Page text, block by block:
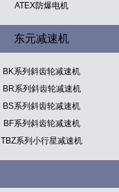
ATEX防爆电机
东元减速机
BK系列斜齿轮减速机
BR系列斜齿轮减速机
BS系列斜齿轮减速机
BF系列斜齿轮减速机
TBZ系列小行星减速机